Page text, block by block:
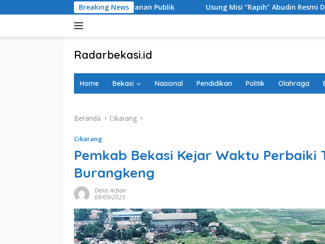
ke
Breaking News
Digital Layanan Publik Usung Misi ”Rapih” Abudin Resmi Daftar Cakades
Radarbekasi.id
Bekasi
Home Bekasi Nasional Pendidikan Politik Olahraga
Beranda Cikarang
Cikarang
Pemkab Bekasi Kejar Waktu Perbaiki
Burangkeng
Denis Arfian
09/09/2025